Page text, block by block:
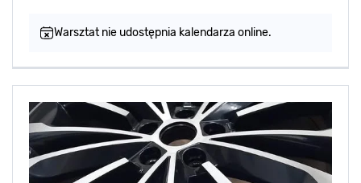
Warsztat nie udostępnia kalendarza online.